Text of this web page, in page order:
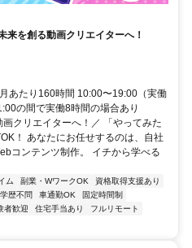
を創る動画クリエイターへ！
あたり160時間 10:00〜19:00（実働
の間で実働8時間の場合あり
クリエイターへ！／ 「やってみた
！ あなたにお任せするのは、自社
コンテンツ制作。 イチから学べる
ム 副業・WワークOK
資格取得支援あり
学歴不問 車通勤OK
固定時間制
者歓迎 住宅手当あり
フルリモート